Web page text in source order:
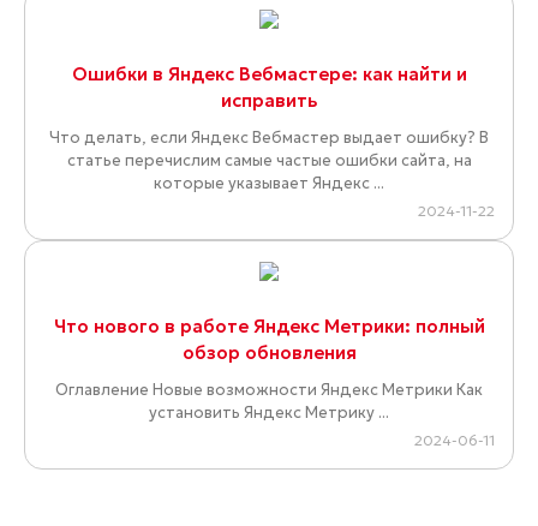
Ошибки в Яндекс Вебмастере: как найти и
исправить
Что делать, если Яндекс Вебмастер выдает ошибку? В
статье перечислим самые частые ошибки сайта, на
которые указывает Яндекс ...
2024-11-22
Что нового в работе Яндекс Метрики: полный
обзор обновления
Оглавление Новые возможности Яндекс Метрики Как
установить Яндекс Метрику ...
2024-06-11